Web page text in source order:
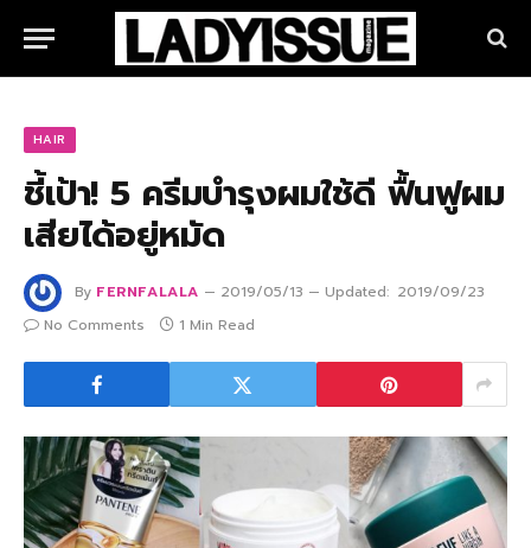
HAIR
ชี้เป้า! 5 ครีมบำรุงผมใช้ดี ฟื้นฟูผม
เสียได้อยู่หมัด
By FERNFALALA 2019/05/13 Updated: 2019/09/23
No Comments
1 Min Read